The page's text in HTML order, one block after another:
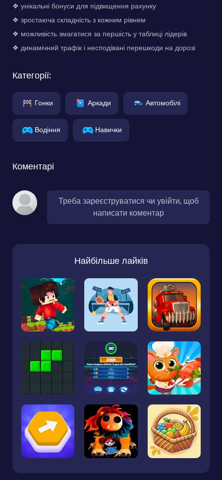
❖ унікальні бонуси для підвищення рахунку
❖ зростаюча складність з кожним рівнем
❖ можливість змагатися за першість у таблиці лідерів
❖ динамічний трафік і несподівані перешкоди на дорозі
Категорії:
Гонки Аркади Автомобілі
Водіння Навички
Коментарі
Треба зареєструватися чи увійти, щоб
написати коментар
Найбільше лайків